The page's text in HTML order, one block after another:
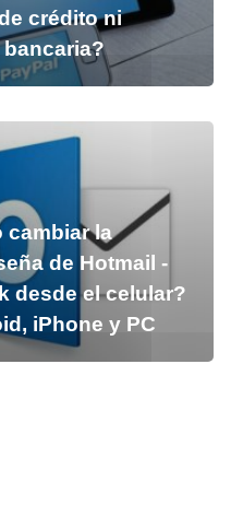
crédito ni
cambiar la
de Hotmail -
desde el celular?
iPhone y PC